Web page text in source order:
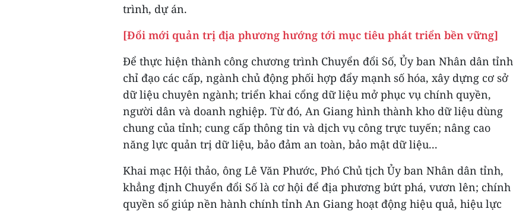
trình, dự án.
[Đổi mới quản trị địa phương hướng tới mục tiêu phát triển bền vững]
Để thực hiện thành công chương trình Chuyển đổi Số, Ủy ban Nhân dân tỉnh
chỉ đạo các cấp, ngành chủ động phối hợp đẩy mạnh số hóa, xây dựng cơ sở
dữ liệu chuyên ngành; triển khai cổng dữ liệu mở phục vụ chính quyền,
người dân và doanh nghiệp. Từ đó, An Giang hình thành kho dữ liệu dùng
chung của tỉnh; cung cấp thông tin và dịch vụ công trực tuyến; nâng cao
năng lực quản trị dữ liệu, bảo đảm an toàn, bảo mật dữ liệu...
Khai mạc Hội thảo, ông Lê Văn Phước, Phó Chủ tịch Ủy ban Nhân dân tỉnh,
khẳng định Chuyển đổi Số là cơ hội để địa phương bứt phá, vươn lên; chính
quyền số giúp nền hành chính tỉnh An Giang hoạt động hiệu quả, hiệu lực